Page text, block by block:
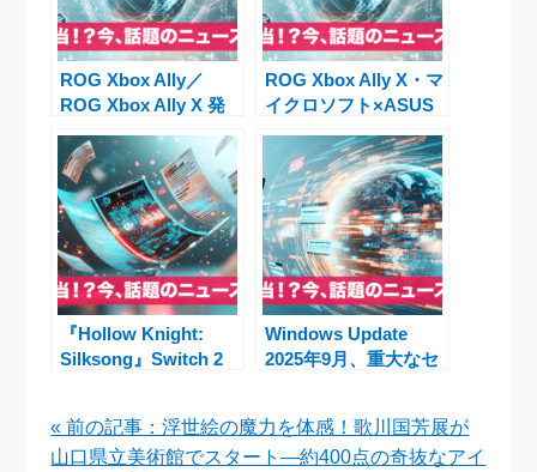
ROG Xbox Ally／
ROG Xbox Ally X 発
ASUS携帯型ゲーミン
グPCの全貌
ROG Xbox Ally X・マ
イクロソフト×ASUS
ーミングPCを発売
『Hollow Knight:
Silksong』Switch 2
Pass・DLCパロディ
まで注目ニュース総ま
Windows Update
2025年9月、重大なセ
――Microsoftが
Windows 10/11・
« 前の記事：浮世絵の魔力を体感！歌川国芳展が
山口県立美術館でスタート—約400点の奇抜なアイ